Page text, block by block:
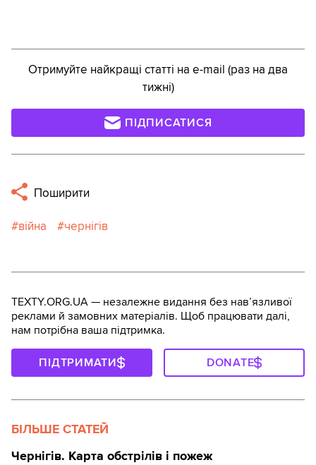
Отримуйте найкращі статті на e-mail (раз на два
тижні)
ПІДПИСАТИСЯ
Поширити
війна чернігів
TEXTY.ORG.UA — незалежне видання без навʼязливої
реклами й замовних матеріалів. Щоб працювати далі,
нам потрібна ваша підтримка.
ПІДТРИМАТИ DONATE
БІЛЬШЕ СТАТЕЙ
Чернігів. Карта обстрілів і пожеж